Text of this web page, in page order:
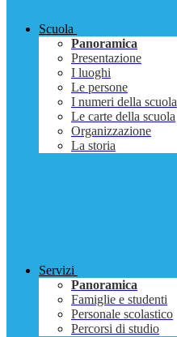
Scuola
Panoramica
Presentazione
I luoghi
Le persone
I numeri della scuola
Le carte della scuola
Organizzazione
La storia
Servizi
Panoramica
Famiglie e studenti
Personale scolastico
Percorsi di studio